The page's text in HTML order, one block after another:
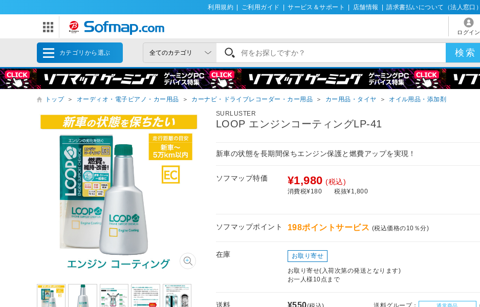
利用規約 ご利用ガイド サービス＆サポート 店舗情報 請求書払いについて（法人窓口）
ログイン
カテゴリから選ぶ
トップ ＞ オーディオ・電子ピアノ・カー用品 ＞ カーナビ・ドライブレコーダー・カー用品 ＞ カー用品・タイヤ ＞
オイル用品・添加剤
SURLUSTER
LOOP エンジンコーティングLP-41
新車の状態を長期間保ちエンジン保護と燃費アップを実現！
ソフマップ特価 ¥1,980 (税込)
消費税¥180 税抜¥1,800
ソフマップポイント 198ポイントサービス (税込価格の10％分)
在庫 お取り寄せ
お取り寄せ(入荷次第の発送となります)
お一人様10点まで
送料 ¥550 送料グループ： 通常商品